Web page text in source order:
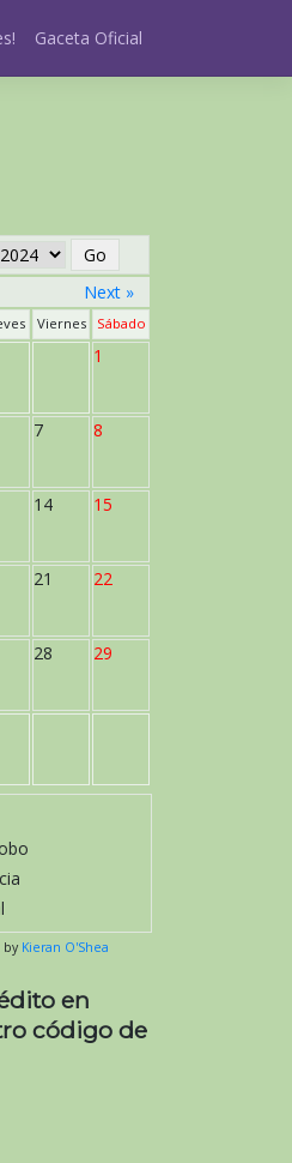
Gaceta Oficial
Next »
Viernes Sábado
1
7 8
14 15
21 22
28 29
by Kieran O'Shea
en
código de